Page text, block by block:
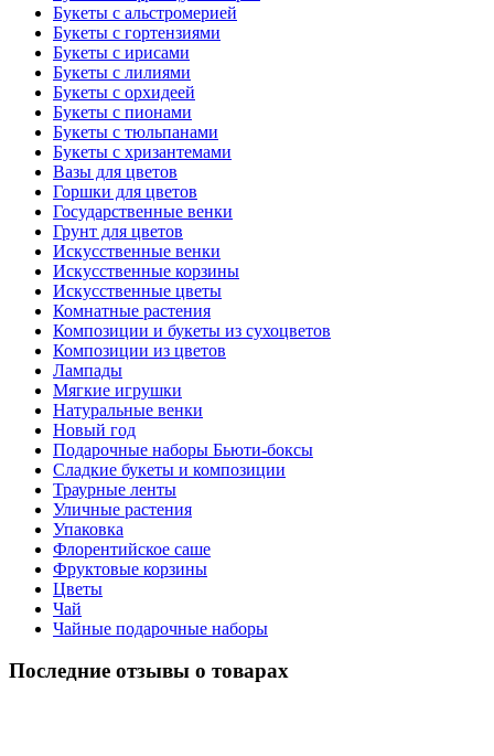
Букеты с альстромерией
Букеты с гортензиями
Букеты с ирисами
Букеты с лилиями
Букеты с орхидеей
Букеты с пионами
Букеты с тюльпанами
Букеты с хризантемами
Вазы для цветов
Горшки для цветов
Государственные венки
Грунт для цветов
Искусственные венки
Искусственные корзины
Искусственные цветы
Комнатные растения
Композиции и букеты из сухоцветов
Композиции из цветов
Лампады
Мягкие игрушки
Натуральные венки
Новый год
Подарочные наборы Бьюти-боксы
Сладкие букеты и композиции
Траурные ленты
Уличные растения
Упаковка
Флорентийское саше
Фруктовые корзины
Цветы
Чай
Чайные подарочные наборы
Последние отзывы о товарах